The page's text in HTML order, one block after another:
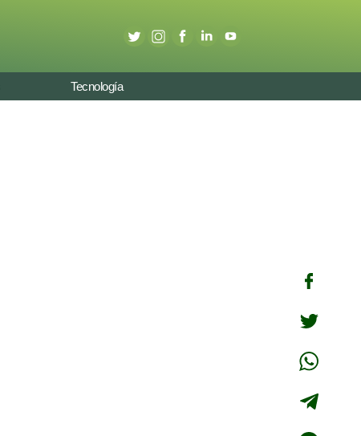
Tecnología